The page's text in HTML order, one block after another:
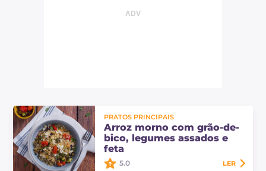
PRATOS PRINCIPAIS
Arroz morno com grão-de-
bico, legumes assados e
feta
5.0 LER